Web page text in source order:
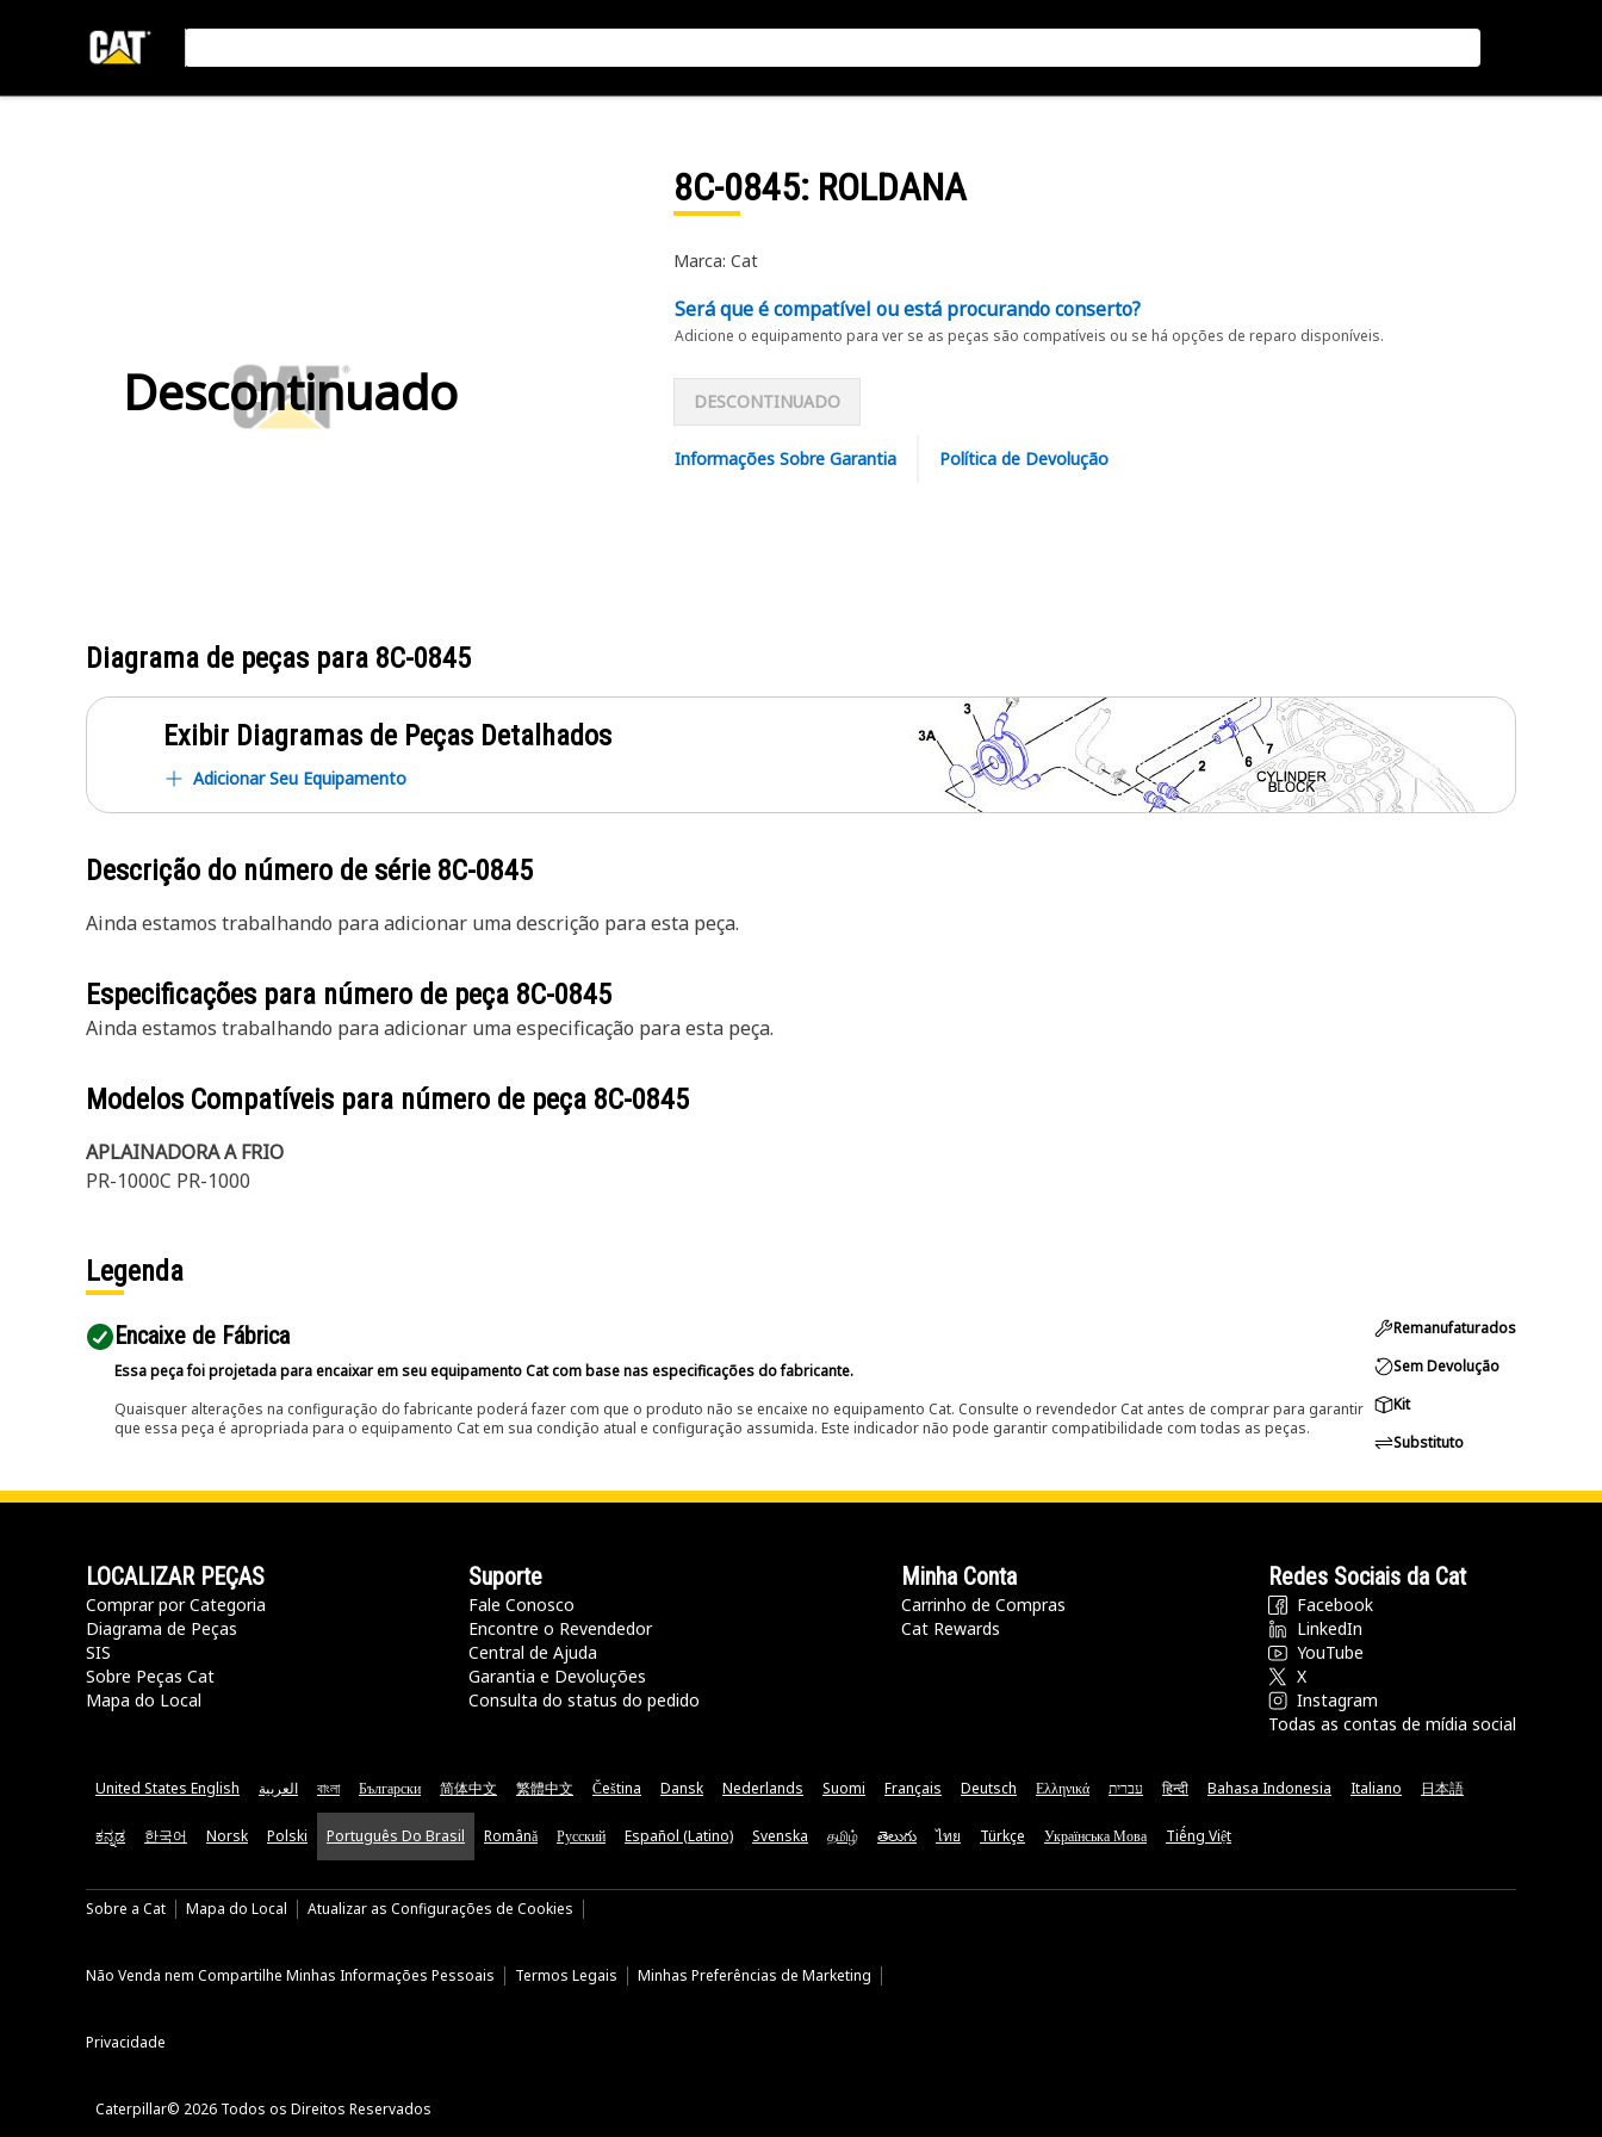
Descontinuado
8C-0845: ROLDANA
Marca: Cat
Será que é compatível ou está procurando conserto?
Adicione o equipamento para ver se as peças são compatíveis ou se há opções de reparo disponíveis.
DESCONTINUADO
Informações Sobre Garantia Política de Devolução
Diagrama de peças para 8C-0845
Exibir Diagramas de Peças Detalhados
Adicionar Seu Equipamento
Descrição do número de série 8C-0845
Ainda estamos trabalhando para adicionar uma descrição para esta peça.
Especificações para número de peça 8C-0845
Ainda estamos trabalhando para adicionar uma especificação para esta peça.
Modelos Compatíveis para número de peça 8C-0845
APLAINADORA A FRIO
PR-1000C PR-1000
Legenda
Encaixe de Fábrica
Essa peça foi projetada para encaixar em seu equipamento Cat com base nas especificações do fabricante.
Quaisquer alterações na configuração do fabricante poderá fazer com que o produto não se encaixe no equipamento Cat. Consulte o revendedor Cat antes de comprar para garantir
que essa peça é apropriada para o equipamento Cat em sua condição atual e configuração assumida. Este indicador não pode garantir compatibilidade com todas as peças.
Remanufaturados
Sem Devolução
Kit
Substituto
LOCALIZAR PEÇAS
Comprar por Categoria
Diagrama de Peças
SIS
Sobre Peças Cat
Mapa do Local
Suporte
Fale Conosco
Encontre o Revendedor
Central de Ajuda
Garantia e Devoluções
Consulta do status do pedido
Minha Conta
Carrinho de Compras
Cat Rewards
Redes Sociais da Cat
Facebook
LinkedIn
YouTube
X
Instagram
Todas as contas de mídia social
United States English العربية বাংলা Български 简体中文 繁體中文 Čeština Dansk Nederlands Suomi Français Deutsch Ελληνικά עברית हिन्दी Bahasa Indonesia Italiano 日本語
ಕನ್ನಡ 한국어 Norsk Polski Português Do Brasil Română Русский Español (Latino) Svenska தமிழ் తెలుగు ไทย Türkçe Українська Мова Tiếng Việt
Sobre a Cat Mapa do Local Atualizar as Configurações de Cookies
Não Venda nem Compartilhe Minhas Informações Pessoais Termos Legais Minhas Preferências de Marketing
Privacidade
Caterpillar© 2026 Todos os Direitos Reservados